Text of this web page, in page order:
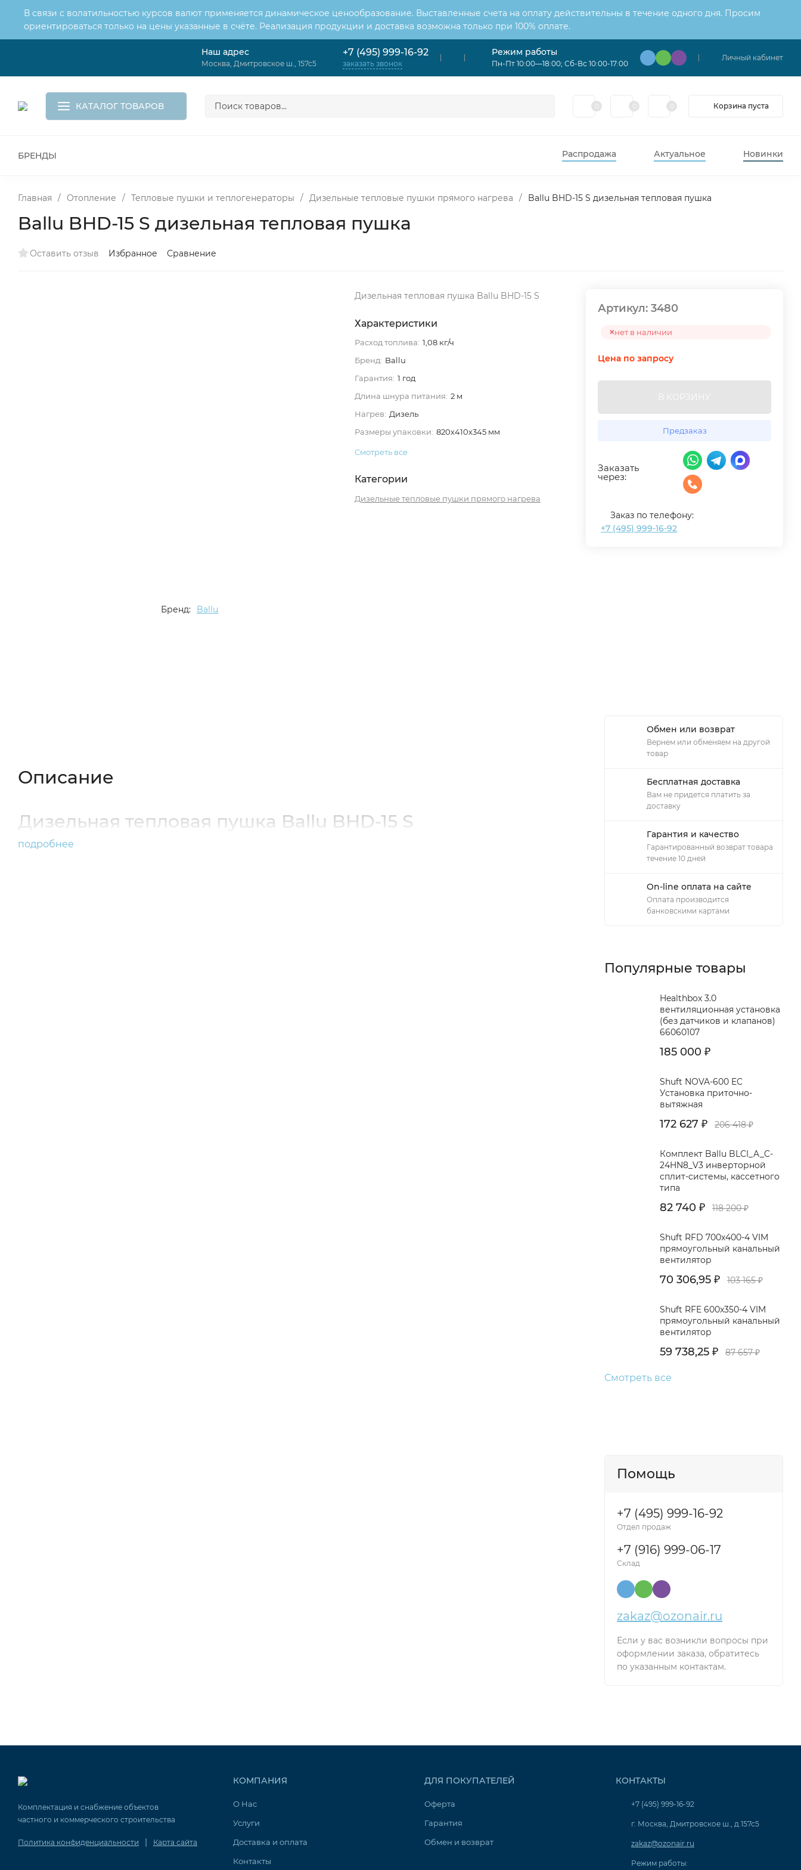
В связи с волатильностью курсов валют применяется динамическое ценообразование. Выставленные счета на оплату действительны в течение одного дня. Просим
ориентироваться только на цены указанные в счёте. Реализация продукции и доставка возможна только при 100% оплате.
Корзина
Наш адрес
Москва, Дмитровское ш., 157с5
+7 (495) 999-16-92
заказать звонок
Режим работы
Пн-Пт 10:00—18:00; Сб-Вс 10:00-17:00
Личный кабинет
КАТАЛОГ ТОВАРОВ Корзина пуста
БРЕНДЫ Распродажа Актуальное Новинки
Главная / Отопление / Тепловые пушки и теплогенераторы / Дизельные тепловые пушки прямого нагрева / Ballu BHD-15 S дизельная тепловая пушка
Ballu BHD-15 S дизельная тепловая пушка
Оставить отзыв Избранное Сравнение
Бренд: Ballu
Дизельная тепловая пушка Ballu BHD-15 S
Характеристики
Расход топлива: 1,08 кг/ч
Бренд: Ballu
Гарантия: 1 год
Длина шнура питания: 2 м
Нагрев: Дизель
Размеры упаковки: 820х410х345 мм
Смотреть все
Категории
Дизельные тепловые пушки прямого нагрева
Артикул:3480
нет в наличии
Цена по запросу
В КОРЗИНУ
Предзаказ
Заказать
через:
Заказ по телефону:
+7 (495) 999-16-92
Описание
Дизельная тепловая пушка Ballu BHD-15 S
подробнее
Обмен или возврат
Вернем или обменяем на другой
товар
Бесплатная доставка
Вам не придется платить за
доставку
Гарантия и качество
Гарантированный возврат товара
течение 10 дней
On-line оплата на сайте
Оплата производится
банковскими картами
Популярные товары
Healthbox 3.0
вентиляционная установка
(без датчиков и клапанов)
66060107
185 000 ₽
Shuft NOVA-600 EC
Установка приточно-
вытяжная
172 627 ₽ 206 418₽
Комплект Ballu BLCI_A_C-
24HN8_V3 инверторной
сплит-системы, кассетного
типа
82 740 ₽ 118 200₽
Shuft RFD 700x400-4 VIM
прямоугольный канальный
вентилятор
70 306,95 ₽ 103 165₽
Shuft RFE 600x350-4 VIM
прямоугольный канальный
вентилятор
59 738,25 ₽ 87 657₽
Смотреть все
Помощь
+7 (495) 999-16-92
Отдел продаж
+7 (916) 999-06-17
Склад
zakaz@ozonair.ru
Если у вас возникли вопросы при
оформлении заказа, обратитесь
по указанным контактам.
Комплектация и снабжение объектов
частного и коммерческого строительства
Политика конфиденциальности | Карта сайта
КОМПАНИЯ
О Нас
Услуги
Доставка и оплата
Контакты
ДЛЯ ПОКУПАТЕЛЕЙ
Оферта
Гарантия
Обмен и возврат
КОНТАКТЫ
+7 (495) 999-16-92
г. Москва, Дмитровское ш., д.157с5
zakaz@ozonair.ru
Режим работы: